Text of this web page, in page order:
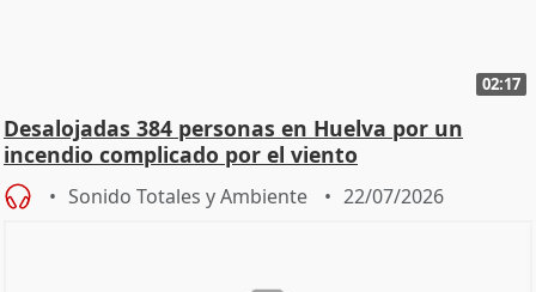
02:17
Desalojadas 384 personas en Huelva por un
incendio complicado por el viento
Sonido Totales y Ambiente 22/07/2026